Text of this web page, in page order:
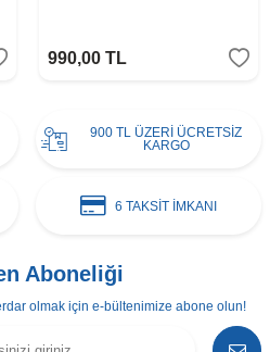
990,00TL
900 TL ÜZERİ ÜCRETSİZ
KARGO
6 TAKSİT İMKANI
Aboneliği
olmak için e-bültenimize abone olun!